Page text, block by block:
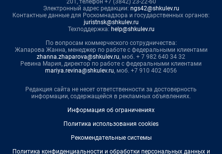
Электронный адрес редакции: ngs42@shkulev.ru
Контактные данные для Роскомнадзора и государственных органов:
juristnsk@shkulev.ru
Техподдержка: help@shkulev.ru
По вопросам коммерческого сотрудничества:
Жапарова Жанна, менеджер по работе с федеральными клиентами
zhanna.zhaparova@shkulev.ru, моб. + 7 982 640 34 32
Ревина Мария, директор по работе с федеральными клиентами
mariya.revina@shkulev.ru, моб. +7 910 402 4056
Редакция сайта не несет ответственности за достоверность
информации, содержащейся в рекламных объявлениях.
Информация об ограничениях
Политика использования cookies
Рекомендательные системы
Политика конфиденциальности и обработки персональных данных и